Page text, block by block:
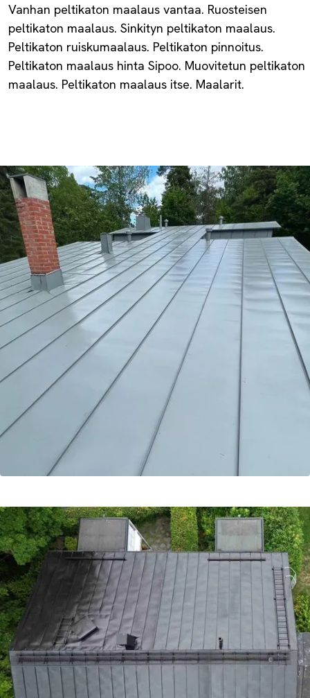
Vanhan peltikaton maalaus vantaa. Ruosteisen
peltikaton maalaus. Sinkityn peltikaton maalaus.
Peltikaton ruiskumaalaus. Peltikaton pinnoitus.
Peltikaton maalaus hinta Sipoo. Muovitetun peltikaton
maalaus. Peltikaton maalaus itse. Maalarit.